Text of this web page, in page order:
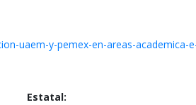
uaem-y-pemex-en-areas-academica-
Estatal: